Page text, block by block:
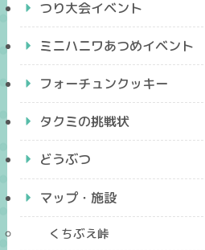
つり大会イベント
ミニハニワあつめイベント
フォーチュンクッキー
タクミの挑戦状
どうぶつ
マップ・施設
くちぶえ峠